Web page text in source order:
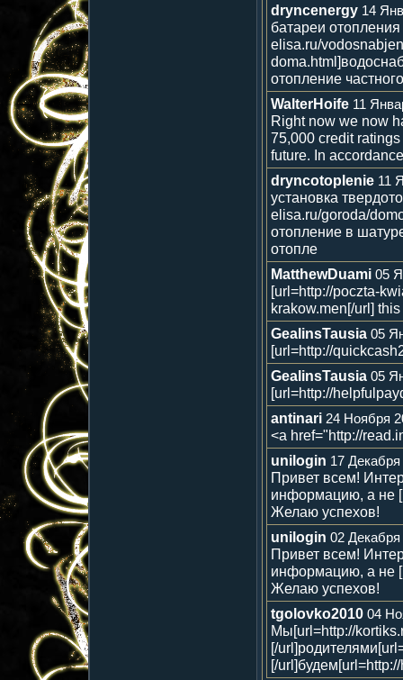
dryncenergy 14
батареи
elisa.ru/
отопление
WalterHoife 11
Right now we now
75,000 credit
future. In
dryncotoplenie 11
установка
elisa.ru/goroda/
отопление в
отопле
MatthewDuami 05
[url=http://poczta-
krakow.men[/url]
GealinsTausia 05
[url=http://
GealinsTausia 05
[url=http://
antinari 24 Ноября
<a href="http://
unilogin 17
Привет всем!
информацию, а не
Желаю успехов!
unilogin 02 Декабря
Привет всем!
информацию, а не
Желаю успехов!
tgolovko2010 04
Мы[url=http://
[/
[/